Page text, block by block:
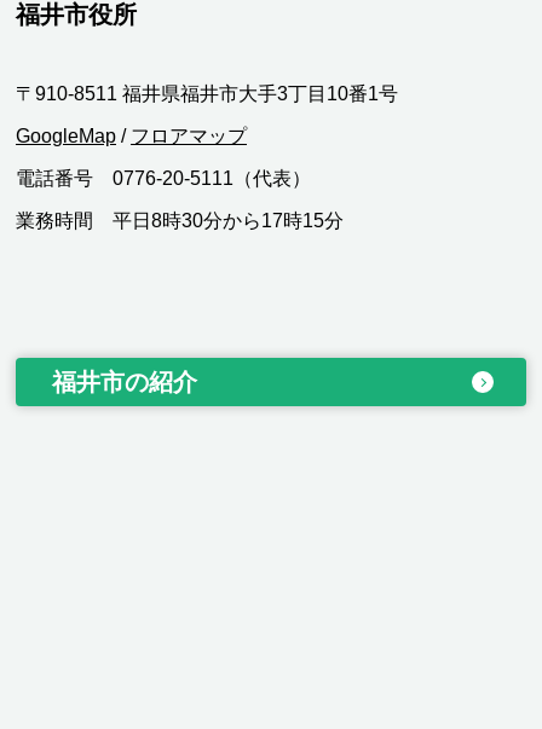
福井市役所
〒910-8511 福井県福井市大手3丁目10番1号
GoogleMap / フロアマップ
電話番号 0776-20-5111（代表）
業務時間 平日8時30分から17時15分
福井市の紹介